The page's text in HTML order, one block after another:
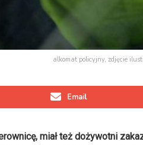
alkomat policyjny, zdjęcie
Email
miał też dożywotni